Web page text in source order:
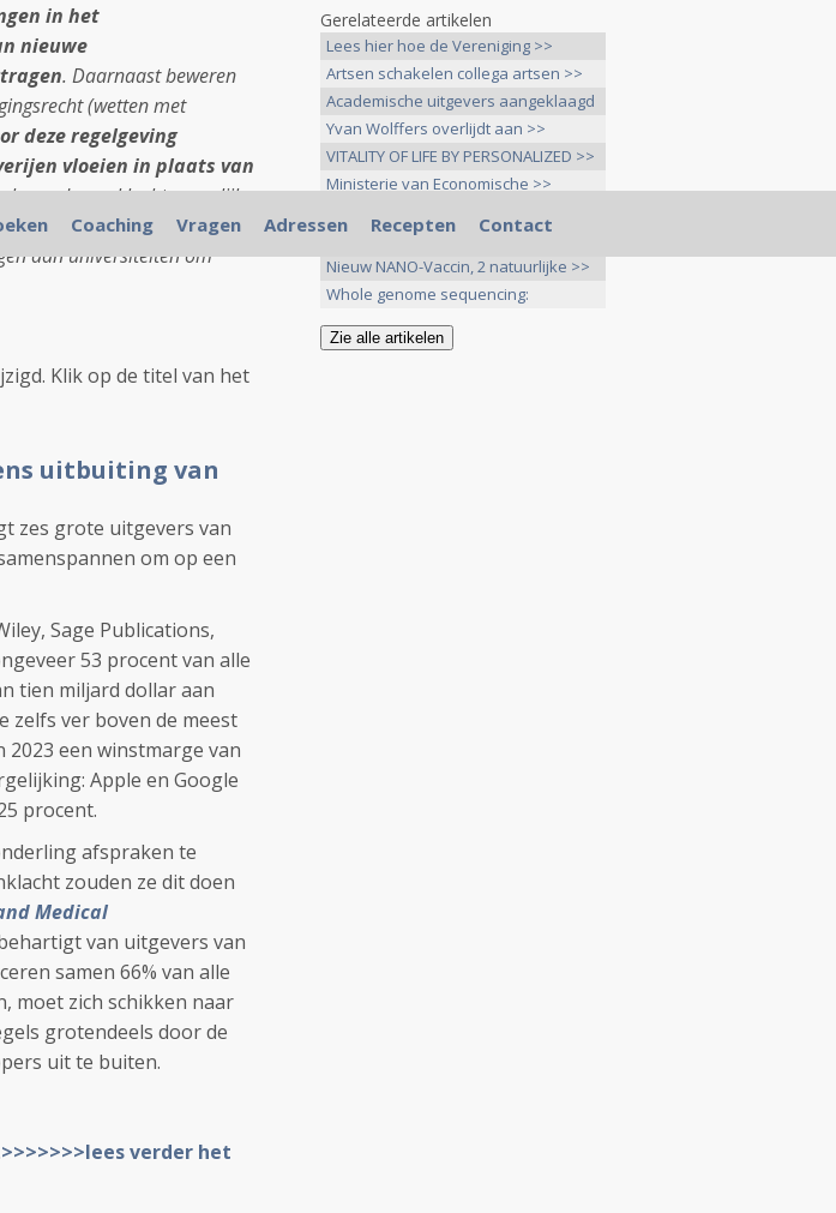
in het
nieuwe
. Daarnaast beweren
(wetten met
deze regelgeving
vloeien in plaats van
de aanklacht namelijk
betaald wordt,
aan universiteiten om
Klik op de titel van het
uitbuiting van
zes grote uitgevers van
om op een
Sage Publications,
53 procent van alle
tien miljard dollar aan
zelfs ver boven de meest
2023 een winstmarge van
Apple en Google
procent.
afspraken te
zouden ze dit doen
Medical
van uitgevers van
samen 66% van alle
moet zich schikken naar
grotendeels door de
uit te buiten.
>>>>>>>lees verder het
Gerelateerde artikelen
Lees hier hoe de Vereniging >>
Artsen schakelen collega artsen >>
Academische uitgevers aangeklaagd
>>
Yvan Wolffers overlijdt aan >>
VITALITY OF LIFE BY PERSONALIZED >>
Ministerie van Economische >>
Wetenschappers van het Anthonie
>>
Nieuw NANO-Vaccin, 2 natuurlijke >>
Whole genome sequencing:
toekomst >>
Coaching Vragen Adressen Recepten Contact